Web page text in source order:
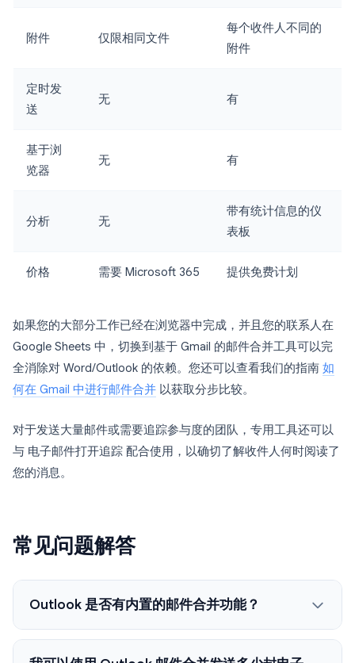
附件 仅限相同文件
每个收件人不同的
附件
定时发
送
无 有
基于浏
览器
无 有
分析 无
带有统计信息的仪
表板
价格 需要 Microsoft 365 提供免费计划
如果您的大部分工作已经在浏览器中完成，并且您的联系人在
Google Sheets 中，切换到基于 Gmail 的邮件合并工具可以完
全消除对 Word/Outlook 的依赖。您还可以查看我们的指南 如
何在 Gmail 中进行邮件合并 以获取分步比较。
对于发送大量邮件或需要追踪参与度的团队，专用工具还可以
与 电子邮件打开追踪 配合使用，以确切了解收件人何时阅读了
您的消息。
常见问题解答
Outlook 是否有内置的邮件合并功能？